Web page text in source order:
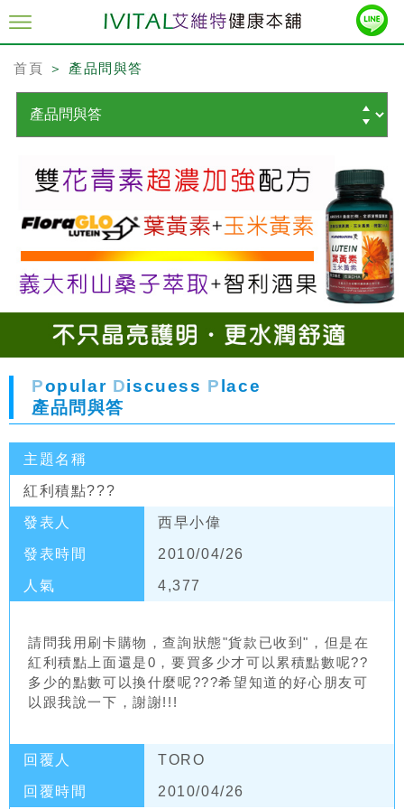
首頁 ＞ 產品問與答
Popular Discuess P lace
產品問與答
主題名稱
紅利積點???
發表人 西早小偉
發表時間 2010/04/26
人氣 4,377
請問我用刷卡購物，查詢狀態"貨款已收到"，但是在
紅利積點上面還是0，要買多少才可以累積點數呢??
多少的點數可以換什麼呢???希望知道的好心朋友可
以跟我說一下，謝謝!!!
回覆人 TORO
回覆時間 2010/04/26